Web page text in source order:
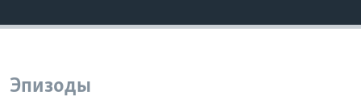
Эпизоды